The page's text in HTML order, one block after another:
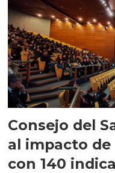
Consejo del
al impacto
con 140